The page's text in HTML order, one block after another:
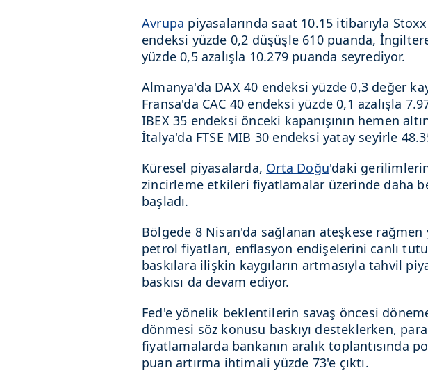
Avrupa piyasalarında saat 10.15 itibarıyla
endeksi yüzde 0,2 düşüşle 610 puanda,
yüzde 0,5 azalışla 10.279 puanda seyrediyor.
Almanya'da DAX 40 endeksi yüzde 0,3 değer
Fransa'da CAC 40 endeksi yüzde 0,1 azalışla
IBEX 35 endeksi önceki kapanışının hemen
İtalya'da FTSE MIB 30 endeksi yatay seyirle
Küresel piyasalarda, Orta Doğu'daki
zincirleme etkileri fiyatlamalar üzerinde daha
başladı.
Bölgede 8 Nisan'da sağlanan ateşkese
petrol fiyatları, enflasyon endişelerini canlı
baskılara ilişkin kaygıların artmasıyla tahvil
baskısı da devam ediyor.
Fed'e yönelik beklentilerin savaş öncesi
dönmesi söz konusu baskıyı desteklerken,
fiyatlamalarda bankanın aralık toplantısında
puan artırma ihtimali yüzde 73'e çıktı.